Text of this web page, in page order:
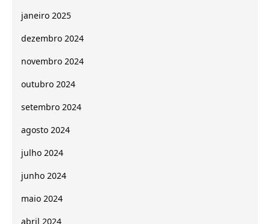
janeiro 2025
dezembro 2024
novembro 2024
outubro 2024
setembro 2024
agosto 2024
julho 2024
junho 2024
maio 2024
abril 2024